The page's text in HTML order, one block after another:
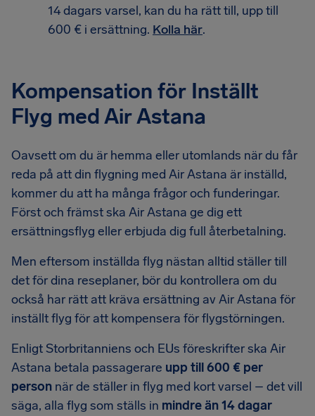
14 dagars varsel, kan du ha rätt till, upp till
600 € i ersättning. Kolla här.
Kompensation för Inställt
Flyg med Air Astana
Oavsett om du är hemma eller utomlands när du får
reda på att din flygning med Air Astana är inställd,
kommer du att ha många frågor och funderingar.
Först och främst ska Air Astana ge dig ett
ersättningsflyg eller erbjuda dig full återbetalning.
Men eftersom inställda flyg nästan alltid ställer till
det för dina reseplaner, bör du kontrollera om du
också har rätt att kräva ersättning av Air Astana för
inställt flyg för att kompensera för flygstörningen.
Enligt Storbritanniens och EUs föreskrifter ska Air
Astana betala passagerare upp till 600 € per
person när de ställer in flyg med kort varsel – det vill
säga, alla flyg som ställs in mindre än 14 dagar